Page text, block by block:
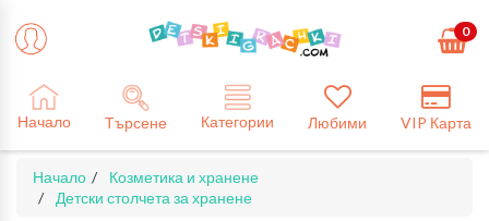
0
Начало Търсене Категории Любими VIP Карта
Начало
Козметика и хранене
Детски столчета за хранене